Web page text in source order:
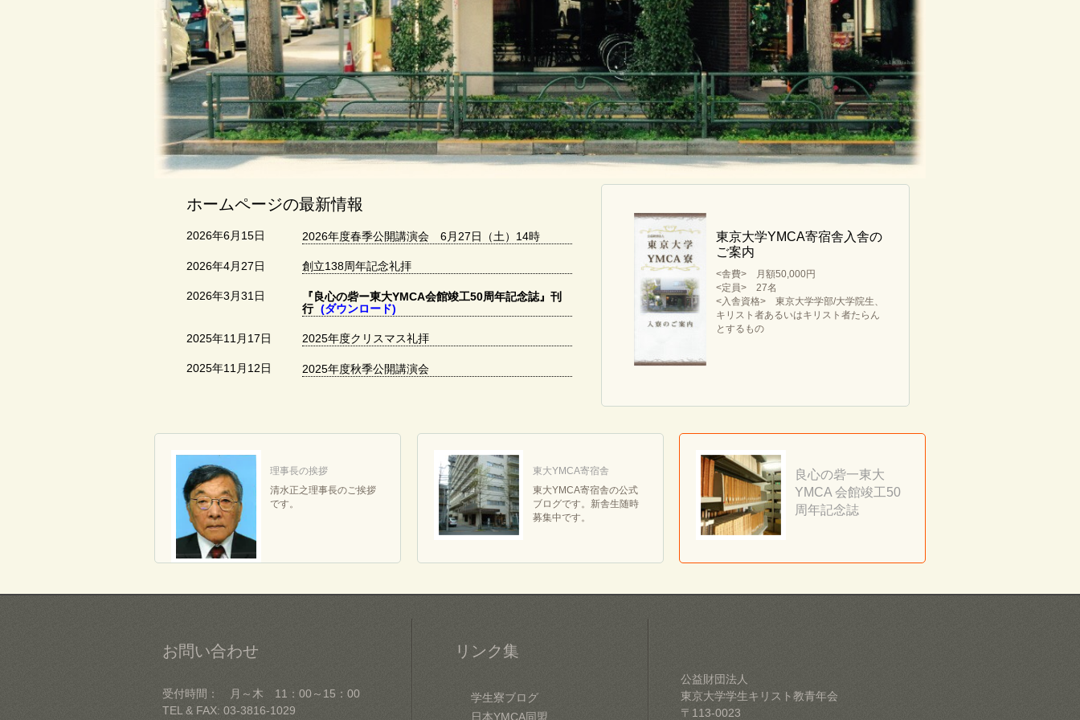
東京大学YMCA寄宿舎入舎の
ご案内
<舎費> 月額50,000円
<定員> 27名
<入舎資格> 東京大学学部/大学院生、
キリスト者あるいはキリスト者たらん
とするもの
ホームページの最新情報
2026年6月15日 2026年度春季公開講演会 6月27日（土）14時
2026年4月27日 創立138周年記念礼拝
2026年3月31日
『良心の砦ー東大YMCA会館竣工50周年記念誌』刊
行 (ダウンロード)
2025年11月17日 2025年度クリスマス礼拝
2025年11月12日 2025年度秋季公開講演会
理事長の挨拶
清水正之理事長のご挨拶
です。
東大YMCA寄宿舎
東大YMCA寄宿舎の公式
ブログです。新舎生随時
募集中です。
良心の砦一東大
YMCA 会館竣工50
周年記念誌
お問い合わせ
受付時間： 月～木 11：00～15：00
TEL & FAX: 03-3816-1029
リンク集
学生寮ブログ
日本YMCA同盟
公益財団法人
東京大学学生キリスト教青年会
〒113-0023